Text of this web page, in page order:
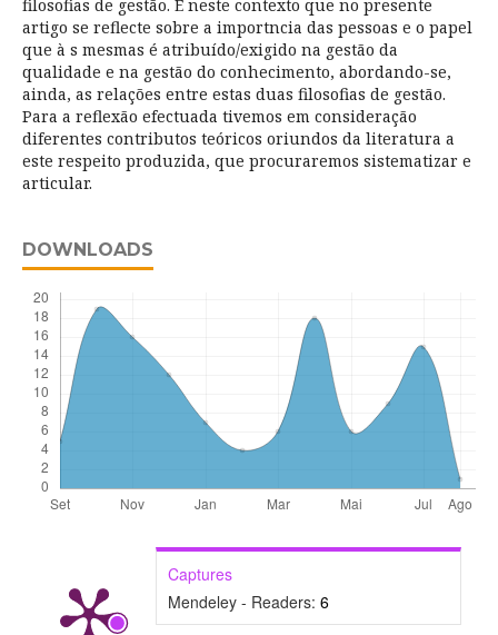
filosofias de gestão. É neste contexto que no presente
artigo se reflecte sobre a importncia das pessoas e o papel
que à s mesmas é atribuído/exigido na gestão da
qualidade e na gestão do conhecimento, abordando-se,
ainda, as relações entre estas duas filosofias de gestão.
Para a reflexão efectuada tivemos em consideração
diferentes contributos teóricos oriundos da literatura a
este respeito produzida, que procuraremos sistematizar e
articular.
DOWNLOADS
Captures
Mendeley - Readers: 6